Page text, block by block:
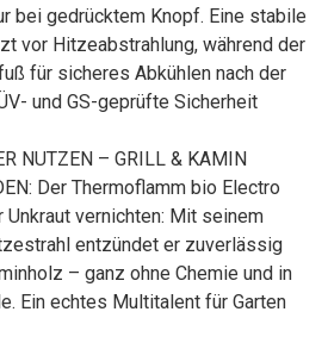
bei gedrücktem Knopf. Eine stabile
vor Hitzeabstrahlung, während der
für sicheres Abkühlen nach der
und GS-geprüfte Sicherheit
NUTZEN – GRILL & KAMIN
Der Thermoflamm bio Electro
Unkraut vernichten: Mit seinem
entzündet er zuverlässig
– ganz ohne Chemie und in
Ein echtes Multitalent für Garten